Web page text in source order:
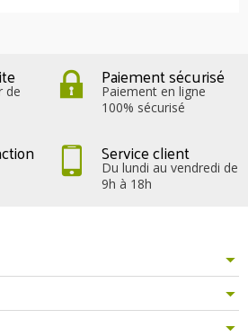
de
Paiement sécurisé
Paiement en ligne
100% sécurisé
Service client
Du lundi au vendredi de
9h à 18h